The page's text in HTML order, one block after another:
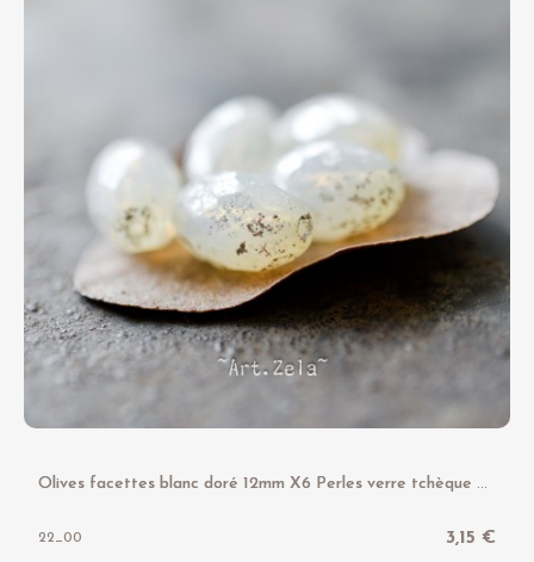
O
lives facettes blanc doré 12mm X6 Perles verre tchèque opalescent
22_00 3,15 €